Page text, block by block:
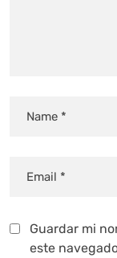
Guardar mi
este